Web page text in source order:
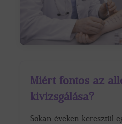
Miért fontos az
kivizsgálása?
Sokan éveken keresztül